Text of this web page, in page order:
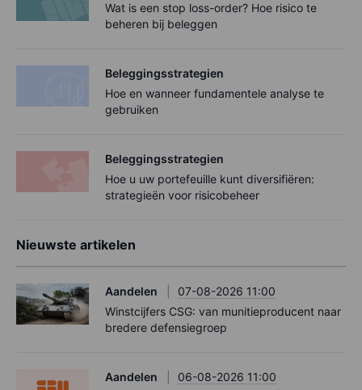
Wat is een stop loss-order? Hoe risico te
beheren bij beleggen
Beleggingsstrategien
Hoe en wanneer fundamentele analyse te
gebruiken
Beleggingsstrategien
Hoe u uw portefeuille kunt diversifiëren:
strategieën voor risicobeheer
Nieuwste artikelen
Aandelen
07-08-2026 11:00
Winstcijfers CSG: van munitieproducent naar
bredere defensiegroep
Aandelen
06-08-2026 11:00